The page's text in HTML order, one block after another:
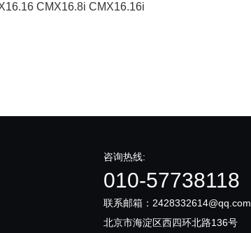
CMX16.8i CMX16.16i
咨询热线:
010-57738118
联系邮箱：2428332614@qq.com
北京市海淀区西四环北路136号